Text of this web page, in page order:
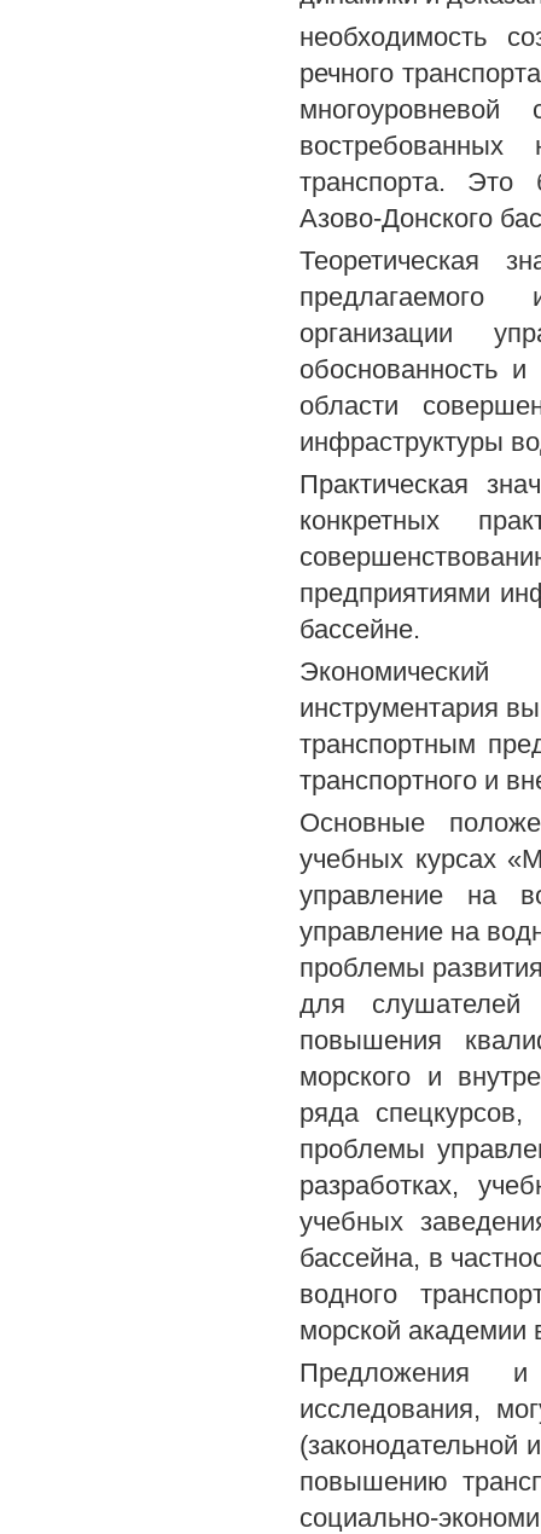
необходимость
речного
транспорта. Это
Азово-Донского
Теоретическая
предлагаемого
организации
обоснованность
области
инфраструктуры
Практическая
конкретных
предприятиями
бассейне.
инструментария
транспортным
транспортного и
Основные
учебных курсах
управление на
управление на
проблемы
для
повышения
морского и
ряда
проблемы
разработках,
учебных
бассейна, в
водного
морской академии
Предложения
исследования,
(законодательной
повышению
социально-